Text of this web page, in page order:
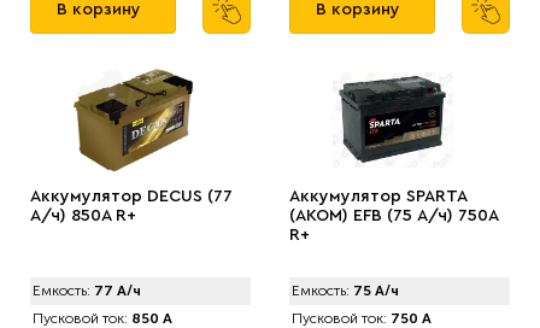
В корзину В корзину
Аккумулятор DECUS (77
А/ч) 850A R+
Емкость: 77 А/ч
Пусковой ток: 850 А
Аккумулятор SPARTA
(АKOM) EFB (75 А/ч) 750A
R+
Емкость: 75 А/ч
Пусковой ток: 750 А